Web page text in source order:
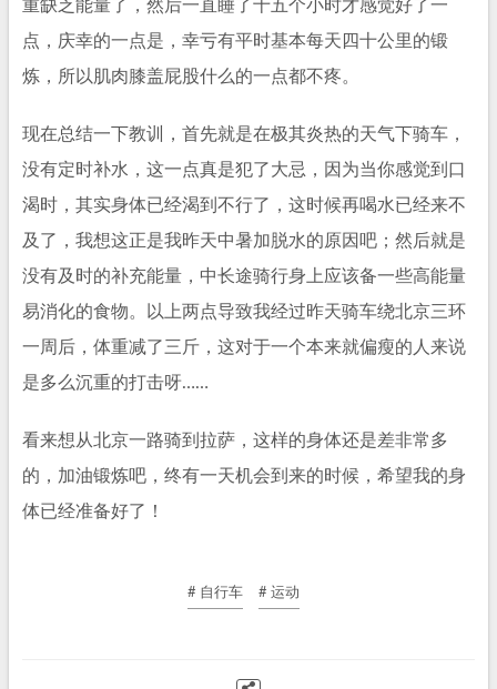
重缺乏能量了，然后一直睡了十五个小时才感觉好了一
点，庆幸的一点是，幸亏有平时基本每天四十公里的锻
炼，所以肌肉膝盖屁股什么的一点都不疼。
现在总结一下教训，首先就是在极其炎热的天气下骑车，
没有定时补水，这一点真是犯了大忌，因为当你感觉到口
渴时，其实身体已经渴到不行了，这时候再喝水已经来不
及了，我想这正是我昨天中暑加脱水的原因吧；然后就是
没有及时的补充能量，中长途骑行身上应该备一些高能量
易消化的食物。以上两点导致我经过昨天骑车绕北京三环
一周后，体重减了三斤，这对于一个本来就偏瘦的人来说
是多么沉重的打击呀……
看来想从北京一路骑到拉萨，这样的身体还是差非常多
的，加油锻炼吧，终有一天机会到来的时候，希望我的身
体已经准备好了！
# 自行车 # 运动